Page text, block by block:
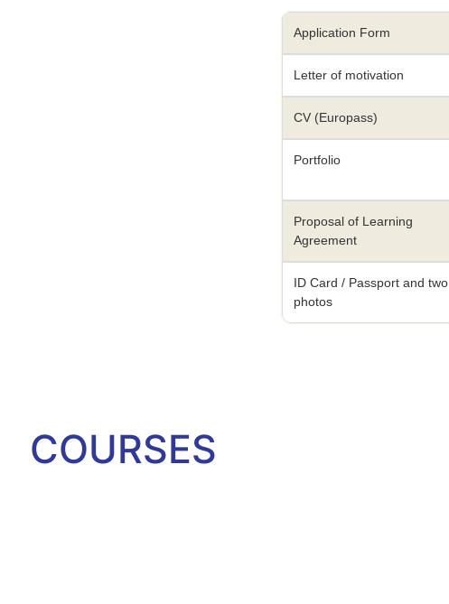
Application Form
Letter of motivation
CV (Europass)
Portfolio
Proposal of Learning
Agreement
ID Card / Passport and two
photos
COURSES